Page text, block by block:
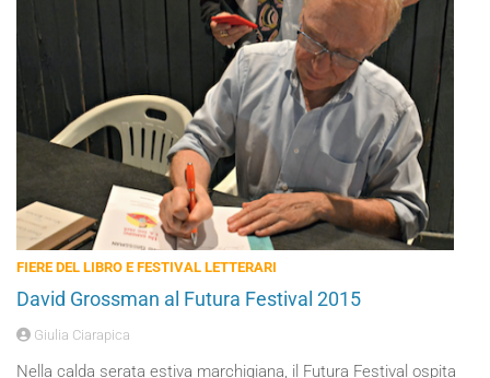
FIERE DEL LIBRO E FESTIVAL LETTERARI
David Grossman al Futura Festival 2015
Giulia Ciarapica
Nella calda serata estiva marchigiana, il Futura Festival ospita